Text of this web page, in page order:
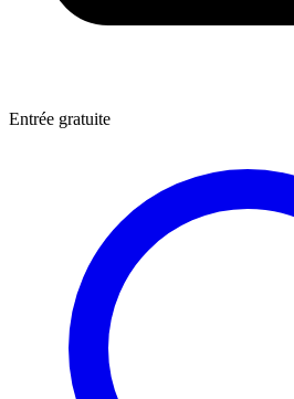
Entrée gratuite